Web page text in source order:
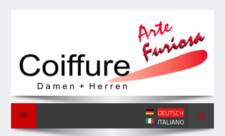
DEUTSCH
ITALIANO